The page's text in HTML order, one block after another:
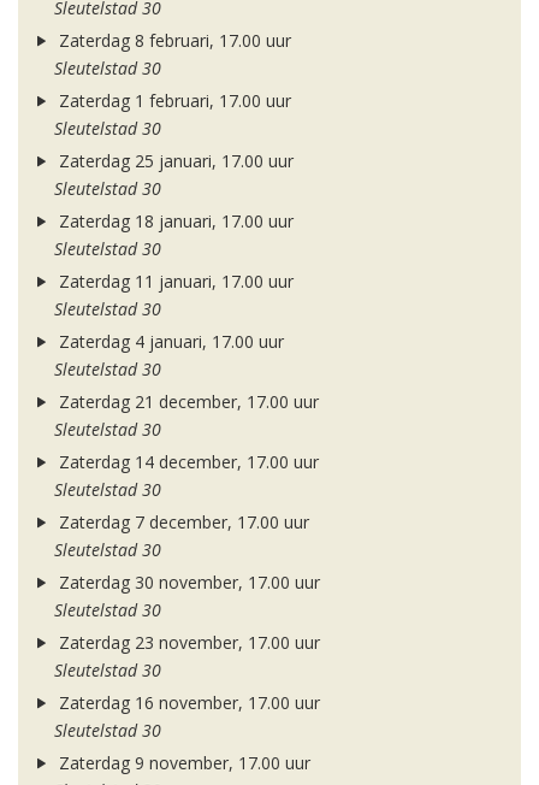
Sleutelstad 30
Zaterdag 8 februari, 17.00 uur
Sleutelstad 30
Zaterdag 1 februari, 17.00 uur
Sleutelstad 30
Zaterdag 25 januari, 17.00 uur
Sleutelstad 30
Zaterdag 18 januari, 17.00 uur
Sleutelstad 30
Zaterdag 11 januari, 17.00 uur
Sleutelstad 30
Zaterdag 4 januari, 17.00 uur
Sleutelstad 30
Zaterdag 21 december, 17.00 uur
Sleutelstad 30
Zaterdag 14 december, 17.00 uur
Sleutelstad 30
Zaterdag 7 december, 17.00 uur
Sleutelstad 30
Zaterdag 30 november, 17.00 uur
Sleutelstad 30
Zaterdag 23 november, 17.00 uur
Sleutelstad 30
Zaterdag 16 november, 17.00 uur
Sleutelstad 30
Zaterdag 9 november, 17.00 uur